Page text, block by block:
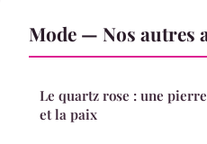
Mode — Nos autres
Le quartz rose : une
et la paix